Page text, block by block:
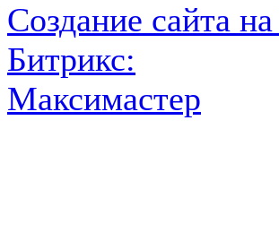
Создание сайта
Битрикс:
Максимастер